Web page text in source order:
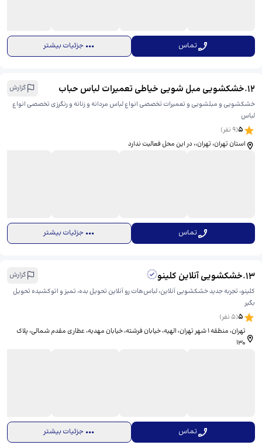
تماس جزئیات بیشتر
12
.خشکشویی مبل شویی خیاطی تعمیرات لباس حباب
گزارش
خشکشویی و مبلشویی و تعمیرات تخصصی انواع لباس مردانه و زنانه و رنگرزی تخصصی انواع
لباس
5
(
9 نفر)
استان تهران، تهران،، ​در این محل فعالیت ندارد
تماس جزئیات بیشتر
13
.خشکشویی آنلاین کلینو
گزارش
کلینو، تجربه جدید خشکشویی آنلاین، لباس‌هات رو آنلاین تحویل بده، تمیز و اتوکشیده تحویل
بگیر
5
(
5 نفر)
تهران، منطقه ۱ شهر تهران، الهیه، خیابان فرشته، خیابان مهدیه، عطاری مقدم شمالی، ​پلاک
130
تماس جزئیات بیشتر